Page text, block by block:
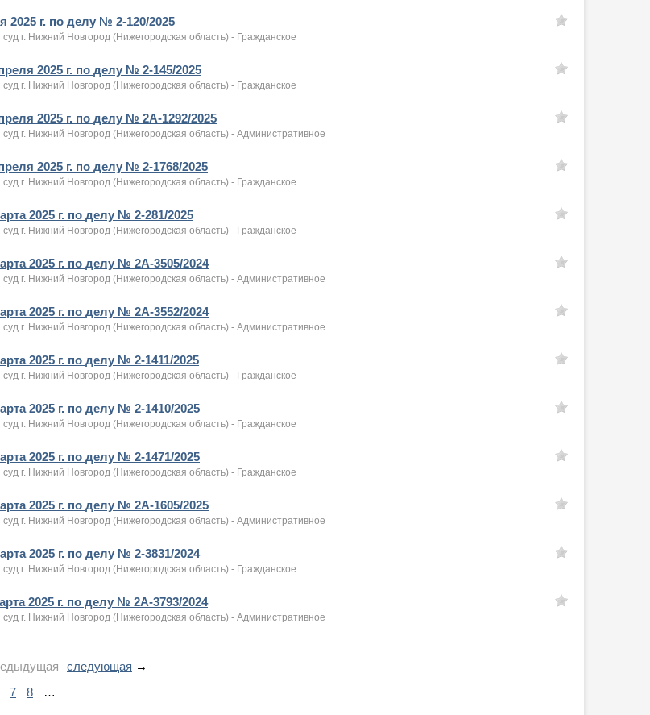
2025 г. по делу № 2-120/2025
г. Нижний Новгород (Нижегородская область) - Гражданское
2025 г. по делу № 2-145/2025
г. Нижний Новгород (Нижегородская область) - Гражданское
2025 г. по делу № 2А-1292/2025
г. Нижний Новгород (Нижегородская область) - Административное
2025 г. по делу № 2-1768/2025
г. Нижний Новгород (Нижегородская область) - Гражданское
2025 г. по делу № 2-281/2025
г. Нижний Новгород (Нижегородская область) - Гражданское
2025 г. по делу № 2А-3505/2024
г. Нижний Новгород (Нижегородская область) - Административное
2025 г. по делу № 2А-3552/2024
г. Нижний Новгород (Нижегородская область) - Административное
2025 г. по делу № 2-1411/2025
г. Нижний Новгород (Нижегородская область) - Гражданское
2025 г. по делу № 2-1410/2025
г. Нижний Новгород (Нижегородская область) - Гражданское
2025 г. по делу № 2-1471/2025
г. Нижний Новгород (Нижегородская область) - Гражданское
2025 г. по делу № 2А-1605/2025
г. Нижний Новгород (Нижегородская область) - Административное
2025 г. по делу № 2-3831/2024
г. Нижний Новгород (Нижегородская область) - Гражданское
2025 г. по делу № 2А-3793/2024
г. Нижний Новгород (Нижегородская область) - Административное
следующая →
7 8 …